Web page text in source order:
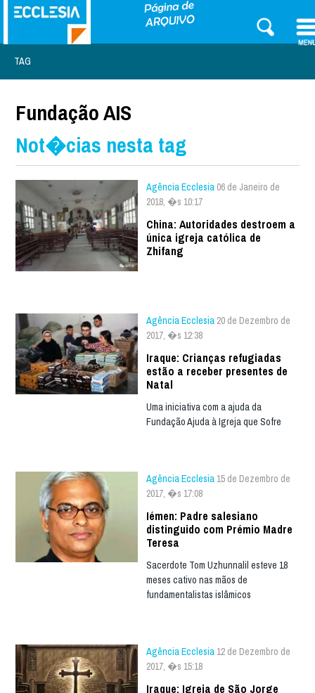
TAG
Fundação AIS
Not�cias nesta tag
Agência Ecclesia 06 de Janeiro de
2018, �s 10:17
China: Autoridades destroem a
única igreja católica de
Zhifang
Agência Ecclesia 20 de Dezembro de
2017, �s 12:38
Iraque: Crianças refugiadas
estão a receber presentes de
Natal
Uma iniciativa com a ajuda da
Fundação Ajuda à Igreja que Sofre
Agência Ecclesia 15 de Dezembro de
2017, �s 17:08
Iémen: Padre salesiano
distinguido com Prémio Madre
Teresa
Sacerdote Tom Uzhunnalil esteve 18
meses cativo nas mãos de
fundamentalistas islâmicos
Agência Ecclesia 12 de Dezembro de
2017, �s 15:18
Iraque: Igreja de São Jorge